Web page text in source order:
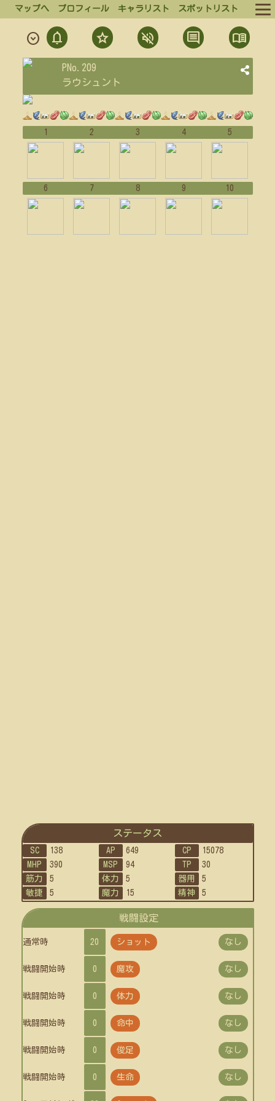
マップへ プロフィール キャラリスト スポットリスト
ルール
ログアウト
expand_circle_down notifications
通
知
star
フ
ォ
ロ
volume_off
ミ
comment
発
menu_book
結
果
PNo.209
ラウシュント
1 2 3 4 5
6 7 8 9 10
ステータス
SC 138 AP 649 CP
15078
MHP
390 MSP 94 TP
30
筋力
5 体力 5 器用
5
敏捷
5 魔力 15 精神 5
戦闘設定
通常時 20 ショット なし
戦闘開始時 0 魔攻 なし
戦闘開始時 0 体力 なし
戦闘開始時 0 命中 なし
戦闘開始時 0 俊足 なし
戦闘開始時 0 生命 なし